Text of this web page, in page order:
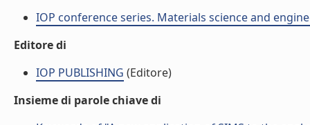
IOP conference series. Materials science and
Editore di
IOP PUBLISHING (Editore)
Insieme di parole chiave di